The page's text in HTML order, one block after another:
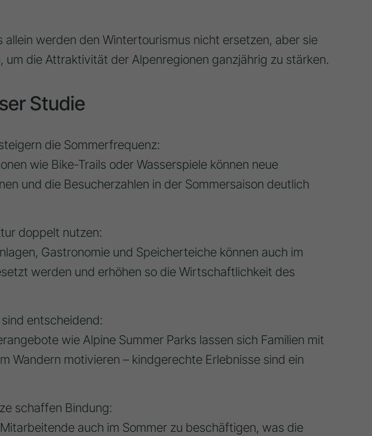
allein werden den Wintertourismus nicht ersetzen, aber sie
um die Attraktivität der Alpenregionen ganzjährig zu stärken.
Studie
die Sommerfrequenz:
wie Bike-Trails oder Wasserspiele können neue
und die Besucherzahlen in der Sommersaison deutlich
doppelt nutzen:
Gastronomie und Speicherteiche können auch im
werden und erhöhen so die Wirtschaftlichkeit des
entscheidend:
wie Alpine Summer Parks lassen sich Familien mit
Wandern motivieren – kindgerechte Erlebnisse sind ein
schaffen Bindung:
auch im Sommer zu beschäftigen, was die